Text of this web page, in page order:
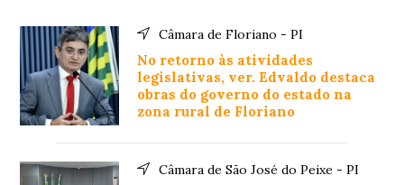
Câmara de Floriano - PI
No retorno às atividades
legislativas, ver. Edvaldo destaca
obras do governo do estado na
zona rural de Floriano
Câmara de São José do Peixe - PI